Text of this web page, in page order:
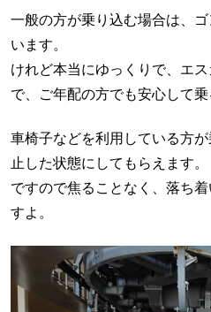
一般の方が乗り込む場合は、
います。
けれど本当にゆっくりで、エ
で、ご年配の方でも安心して乗
車椅子などを利用している方
止した状態にしてもらえます。
ですので焦ることなく、落ち
すよ。